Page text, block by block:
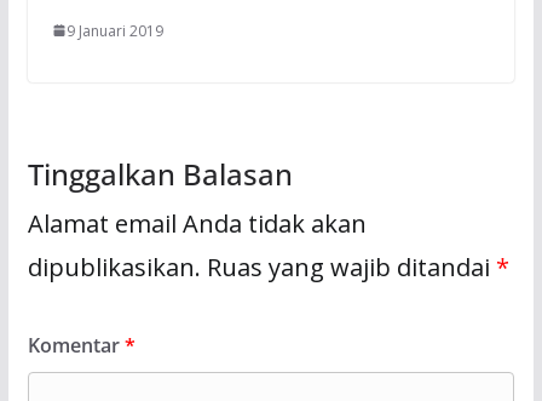
9 Januari 2019
Tinggalkan Balasan
Alamat email Anda tidak akan
dipublikasikan. Ruas yang wajib ditandai *
Komentar*